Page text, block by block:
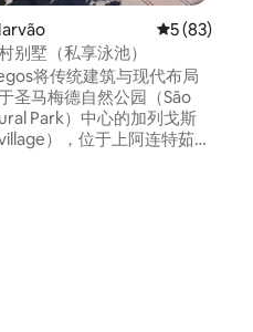
平均评分 5
5 (83)
别墅（私享泳池）
将传统建筑与现代布局
圣马梅德自然公园（São
Park）中心的加列戈斯
），位于上阿连特茹